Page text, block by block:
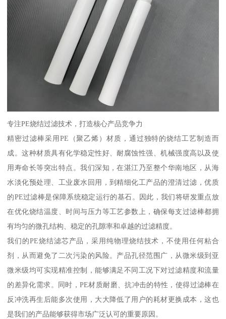
专注PE烧结过滤技术，打造核心产品竞争力
精密过滤棒采用PE（聚乙烯）材质，通过独特的烧结工艺制造而
成。这种材质具有化学稳定性好、耐腐蚀性强、机械强度高以及使
用寿命长等突出特点。我们深知，在湛江乃至整个华南地区，从海
水淡化预处理、工业废水回用，到精细化工产品的澄清过滤，优质
的PE过滤棒是保障系统稳定运行的基石。因此，我们将研发重点放
在优化烧结温度、时间与压力等工艺参数上，确保每支过滤棒都拥
有均匀的微孔结构、稳定的孔隙率和卓越的过滤精度。
我们的PE烧结滤芯产品，采用纯物理烧结技术，不使用任何粘合
剂，从而避免了二次污染的风险。产品孔径范围广，从微米级到亚
微米级均可实现精准控制，能够满足不同工况下对过滤精度和流量
的差异化需求。同时，PE材质耐磨、抗冲击的特性，使得过滤棒在
反冲洗再生后能多次使用，大大降低了用户的耗材更换成本，这也
是我们的产品能够获得市场广泛认可的重要原因。